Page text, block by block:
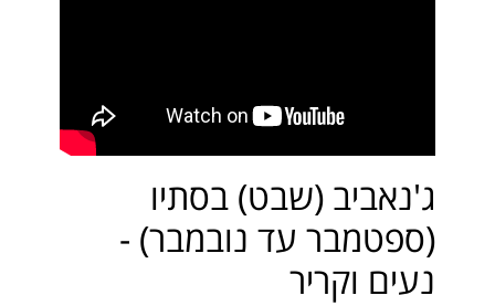
ג'נאביב (שבט) בסתיו
(ספטמבר עד נובמבר) -
נעים וקריר